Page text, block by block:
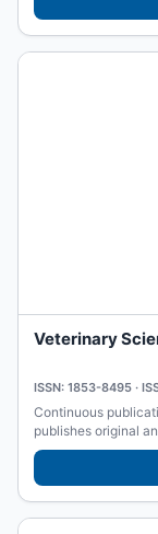
Veterinary
ISSN: 1853-8495 ·
Continuous
publishes original
academic...